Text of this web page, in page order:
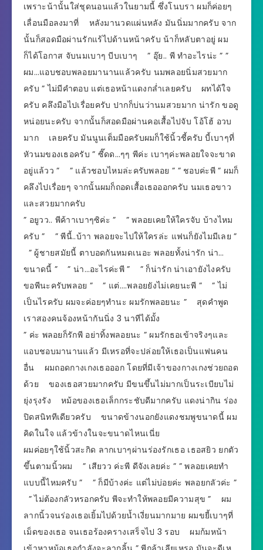
เพราะน้านั้นใส่ชุดนอนแล้วในยามนี้ ซึ่งโนบรา ผมก็ค่อยๆ
เลื่อนมือลงมาที่ หลังมานวดแผ่นหลัง มันนิ่มมากครับ จาก
นั้นก็สอดมือผ่านรักแร้ไปด้านหน้าครับ น้าก็หลับตาอยู่ ผม
ก็ได้โอกาส จับนมเบาๆ บีบเบาๆ ” อุ๊ย.. พี ทำอะไรน่ะ ” ”
ผม…แอบชอบพลอยมานานแล้วครับ นมพลอยนิ่มสวยมาก
ครับ ” ไม่มีคำตอบ แต่เธอหน้าแดงกล่ำเลยครับ ผทได้ใจ
ครับ คลึงมือไปเรื่อยครับ ปากก็บ่นว่านมสวยมาก น่ารัก ขอดู
หน่อยนะครับ จากนั้นก็สอดมือผ่านคอเสื้อไปจับ โอ้โฮ้ อวบ
มาก เลยครับ มันนูนเต็มมือครับผมก็ใช้นิ้วชี้ครับ บี้เบาๆที่
หัวนมของเธอครับ ” ซี๊ดด…ๆๆ พีค่ะ เบาๆค่ะพลอยใจจะขาด
อยู่แล้วว ” ” แล้วชอบไหมล่ะครับพลอย ” ” ชอบค่ะพี ” ผมก็
คลึงไปเรื่อยๆ จากนั้นผมก็ถอดเสื้อเธอออกครับ นมเธอขาว
และสวยมากครับ
” อยูวว.. พีค้าาเบาๆซิค่ะ ” ” พลอยเคยให้ใครจับ บ้างไหม
ครับ ” ” พีนี้..บ้าา พลอยจะไปให้ใครล่ะ แฟนก็ยังไมมีเลย ”
” ผู้ชายสมัยนี้ ตาบอดกันหมดเนอะ พลอยทั้งน่ารัก น่า…
ขนาดนี้ ” ” น่า…อะไรค่ะพี ” ” ก็น่ารัก น่าเอายังไงครับ
ขอพีนะครับพลอย ” ” แต่….พลอยยังไม่เคยนะพี ” ” ไม่
เป็นไรครับ ผมจะค่อยๆทำนะ ผมรักพลอยนะ ” สุดคำพูด
เราสองคนจ้องหน้ากันนิ่ง 3 นาทีได้มั้ง
” ค่ะ พลอยก็รักพี อย่าทิ้งพลอยนะ ” ผมรักธอเข้าจริงๆและ
แอบชอบมานานแล้ว มีเหรอที่จะปล่อยให้เธอเป็นแฟนคน
อื่น ผมถอดกางเกงเธอออก โดยที่มีเจ้าของกางเกงช่วยถอด
ด้วย ของเธอสวยมากครับ มีขนขึ้นไม่มากเป็นระเบียบไม่
ยุ่งรุงรัง หม้อของเธอเล็กกระชับดีมากครับ แดงน่ากิน ร่อง
ปิดสนิททีเดียวครับ ขนาดข้างนอกยังแดงชมพูขนาดนี้ ผม
คิดในใจ แล้วข้างในจะขนาดไหนเนี่ย
ผมค่อยๆใช้นิ้วสะกิด ลากเบาๆผ่านร่องรักเธอ เธอสยิว ยกตัว
ขึ้นตามนิ้วผม ” เสียวว ค่ะพี ดีจังเลยค่ะ ” ” พลอยเคยทำ
แบบนี้ไหมครับ ” ” ก็มีบ้างค่ะ แต่ไม่บ่อยค่ะ พลอยกลัวค่ะ ”
” ไม่ต้องกลัวหรอกครับ พีจะทำให้พลอยมีความสุข ” ผม
ลากนิ้วจนร่องเธอเยิ้มไปด้วยน้ำเงี่ยนมากมาย ผมขยี้เบาๆที่
เม็ดของเธอ จนเธอร้องครางเสร็จไป 3 รอบ ผมก้มหน้า